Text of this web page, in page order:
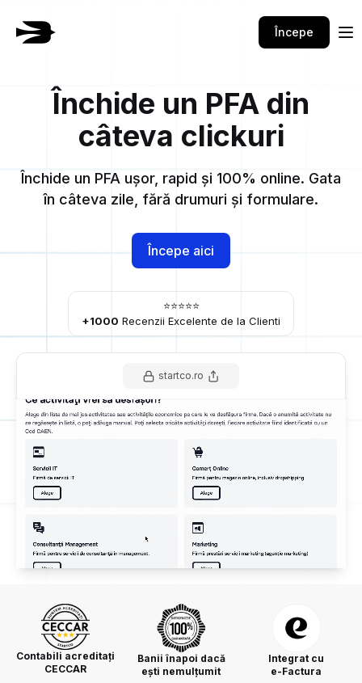
Începe
Închide un PFA din
câteva clickuri
Închide un PFA ușor, rapid și 100% online. Gata
în câteva zile, fără drumuri și formulare.
Începe aici
⭐⭐⭐⭐⭐
+1000 Recenzii Excelente de la Clienti
startco.ro
Contabili acreditați
CECCAR
Banii înapoi dacă
ești nemulțumit
Integrat cu
e-Factura